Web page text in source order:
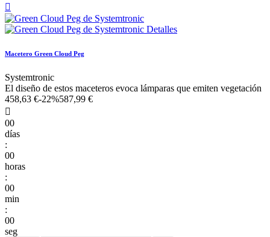

Macetero Green Cloud Peg
Systemtronic
El diseño de estos maceteros evoca lámparas que emiten vegetación
458,63 €-22%587,99 €

00
días
:
00
horas
:
00
min
:
00
seg